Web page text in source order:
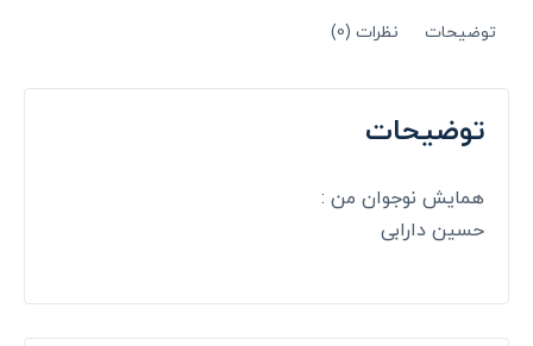
توضیحات نظرات (0)
توضیحات
همایش نوجوان من :
حسین دارابی